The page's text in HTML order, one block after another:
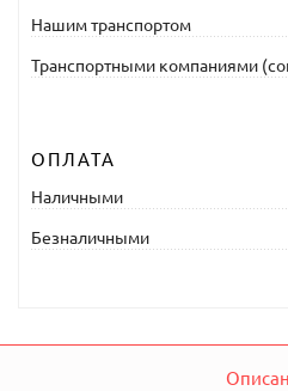
Нашим транспортом
Транспортными компаниями
ОПЛАТА
Наличными
Безналичными